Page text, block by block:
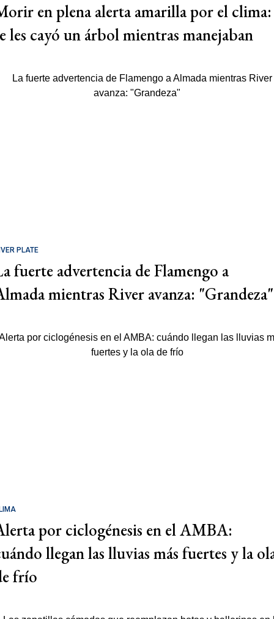
en plena alerta amarilla por el clima:
les cayó un árbol mientras manejaban
PLATE
fuerte advertencia de Flamengo a
mientras River avanza: "Grandeza"
por ciclogénesis en el AMBA:
llegan las lluvias más fuertes y la
frío